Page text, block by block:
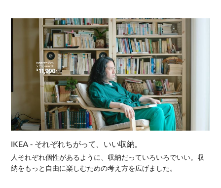
IKEA - それぞれちがって、いい収納。
人それぞれ個性があるように、収納だっていろいろでいい。収
納をもっと自由に楽しむための考え方を広げました。